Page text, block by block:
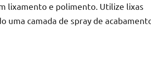
lixamento e polimento. Utilize lixas
uma camada de spray de